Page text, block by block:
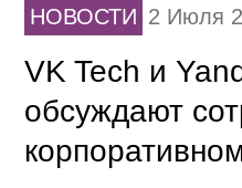
НОВОСТИ 2 Июля
VK Tech и
обсуждают